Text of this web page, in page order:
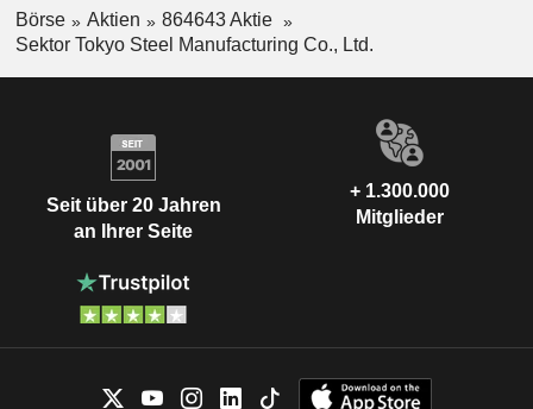
Börse Aktien
864643 Aktie
Sektor Tokyo Steel Manufacturing Co., Ltd.
Seit über 20 Jahren
an Ihrer Seite
+ 1.300.000
Mitglieder